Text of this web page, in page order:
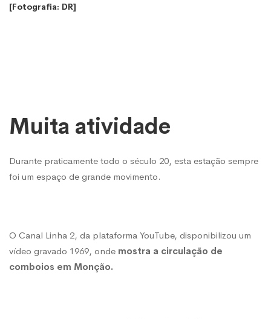
[Fotografia: DR]
Muita atividade
Durante praticamente todo o século 20, esta estação sempre
foi um espaço de grande movimento.
O Canal Linha 2, da plataforma YouTube, disponibilizou um
vídeo gravado 1969, onde mostra a circulação de
comboios em Monção.